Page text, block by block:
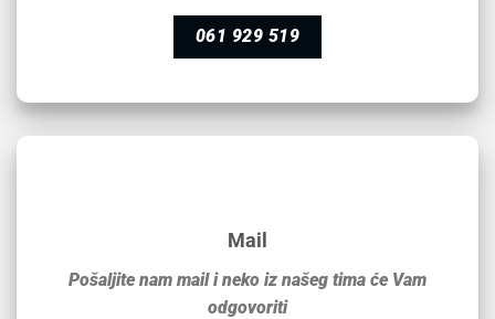
061 929 519
Mail
Pošaljite nam mail i neko iz našeg tima će Vam
odgovoriti